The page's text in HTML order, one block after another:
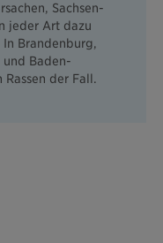
Sachsen-
jeder Art dazu
Brandenburg,
und Baden-
der Fall.